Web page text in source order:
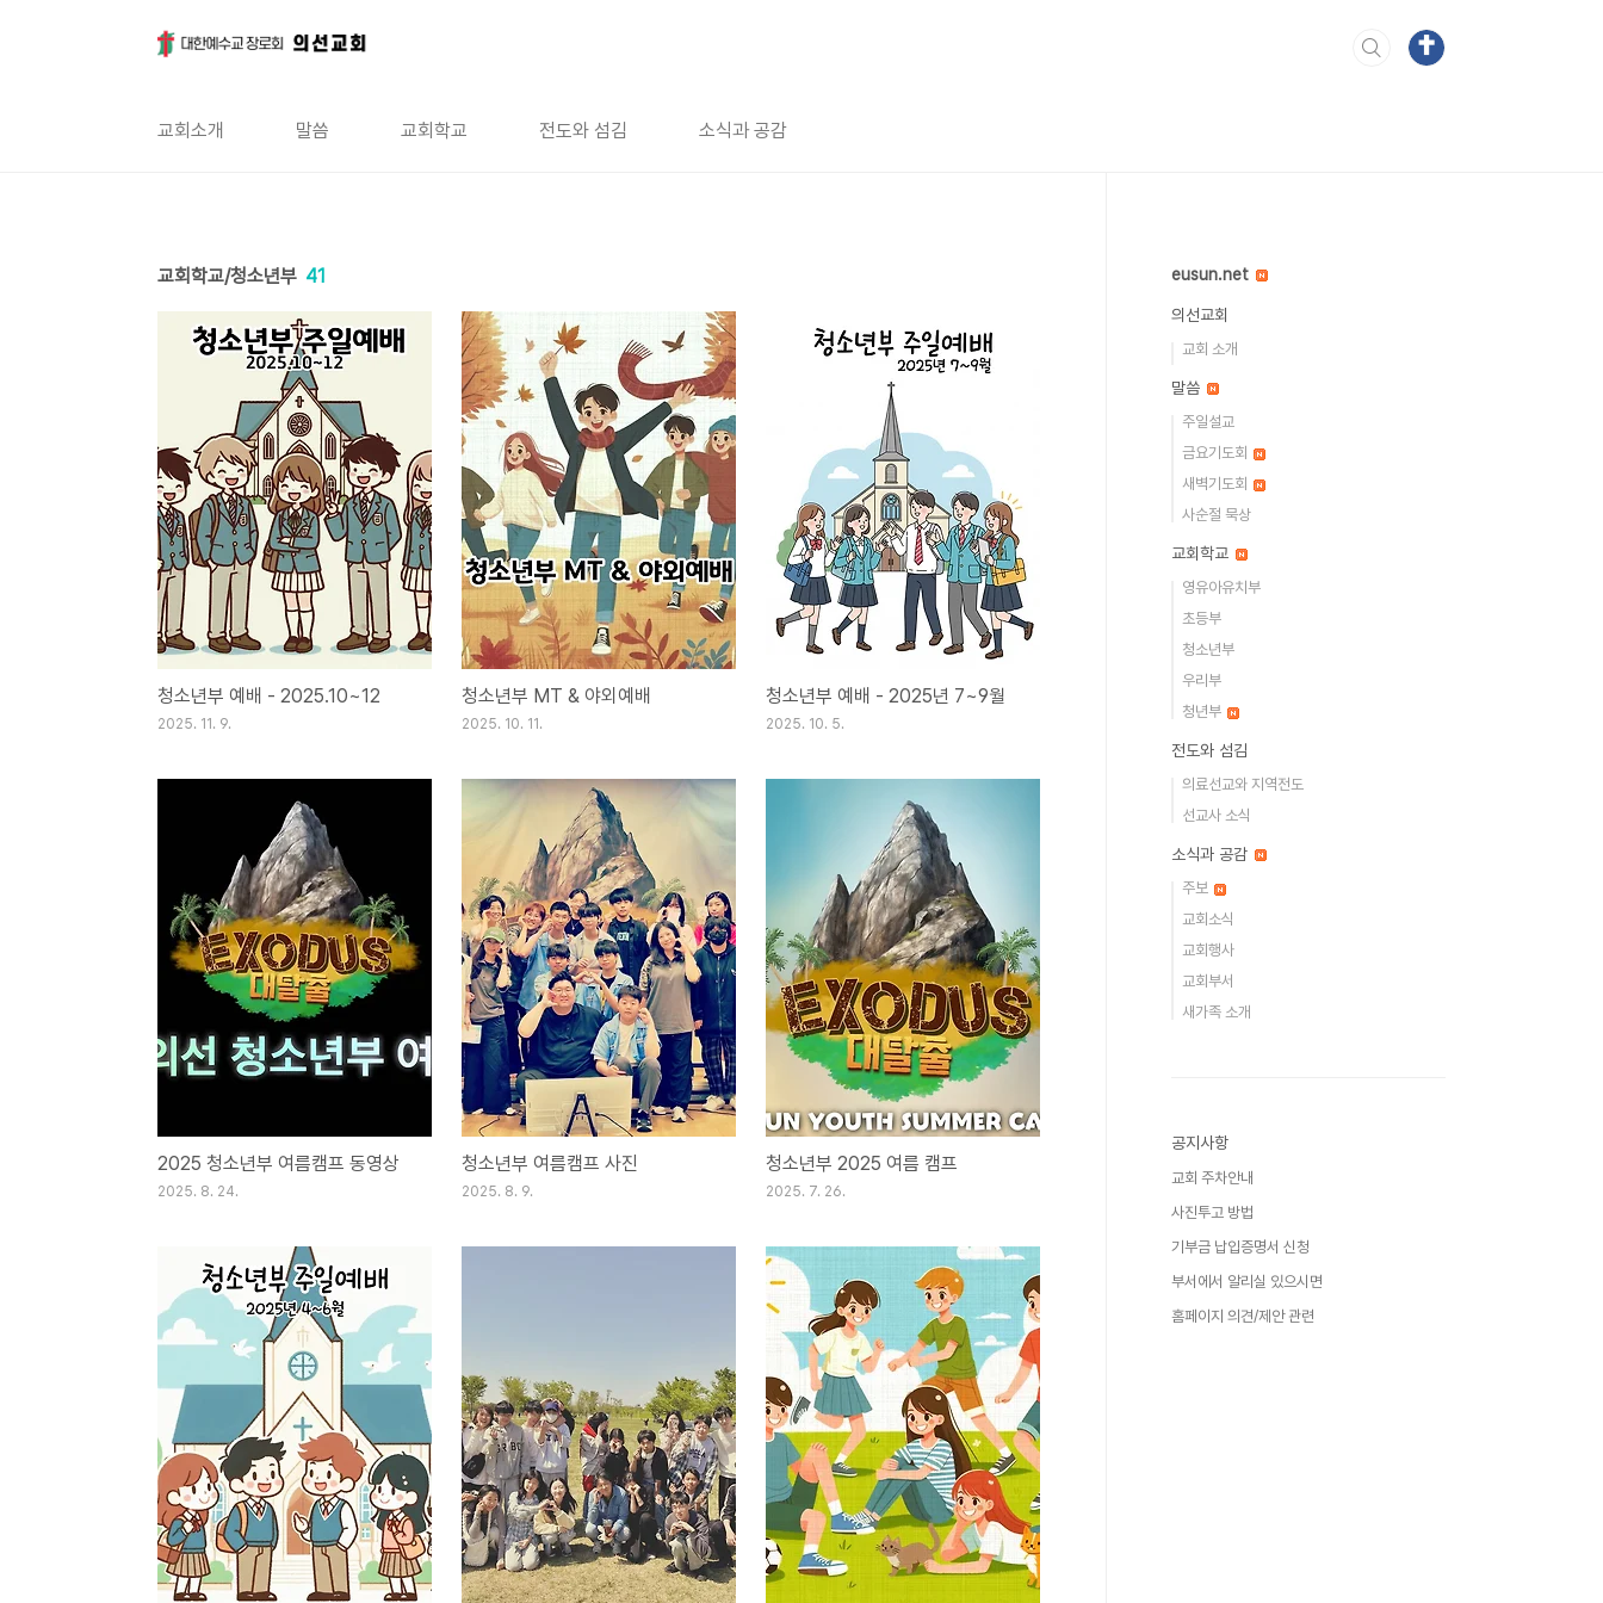
교회소개 말씀 교회학교 전도와 섬김 소식과 공감
교회학교/청소년부 41
청소년부 예배 - 2025.10~12
2025. 11. 9.
청소년부 MT & 야외예배
2025. 10. 11.
청소년부 예배 - 2025년 7~9월
2025. 10. 5.
2025 청소년부 여름캠프 동영상
2025. 8. 24.
청소년부 여름캠프 사진
2025. 8. 9.
청소년부 2025 여름 캠프
2025. 7. 26.
eusun.net
의선교회
교회 소개
말씀
주일설교
금요기도회
새벽기도회
사순절 묵상
교회학교
영유아유치부
초등부
청소년부
우리부
청년부
전도와 섬김
의료선교와 지역전도
선교사 소식
소식과 공감
주보
교회소식
교회행사
교회부서
새가족 소개
공지사항
교회 주차안내
사진투고 방법
기부금 납입증명서 신청
부서에서 알리실 있으시면
홈페이지 의견/제안 관련